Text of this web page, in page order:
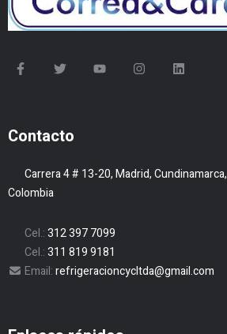
Contacto
Carrera 4 # 13-20, Madrid, Cundinamarca,
Colombia
Cel.:312 397 7099
Cel.:311 819 9181
Email:refrigeracioncycltda@gmail.com